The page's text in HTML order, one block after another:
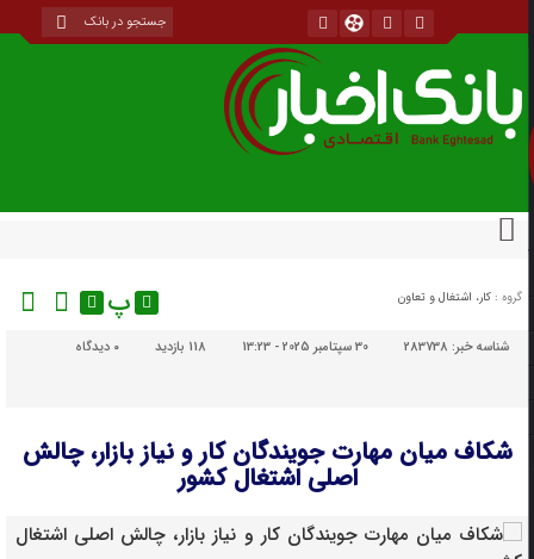
گروه : کار، اشتغال و تعاون پ
شناسه خبر:283738 30 سپتامبر 2025 - 13:23 118 بازدید دیدگاه
شکاف میان مهارت‌ جویندگان کار و نیاز بازار، چالش‌
اصلی اشتغال کشور